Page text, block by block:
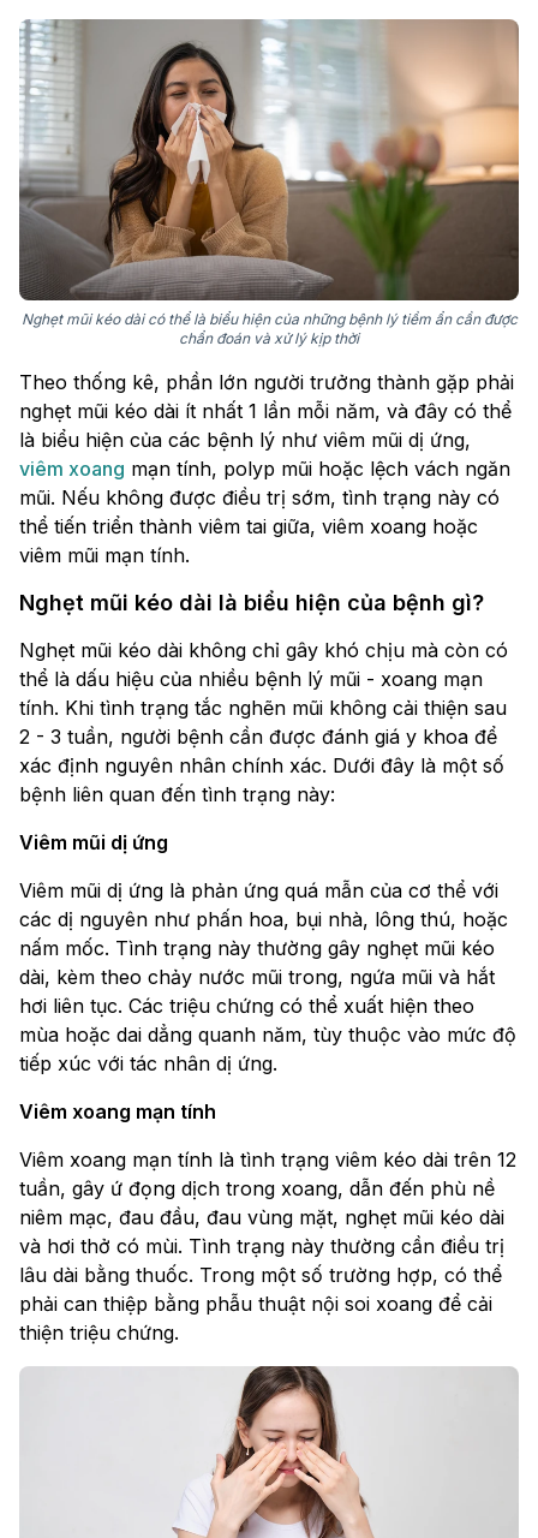
Nghẹt mũi kéo dài có thể là biểu hiện của những bệnh lý tiềm ẩn cần được
chẩn đoán và xử lý kịp thời
Theo thống kê, phần lớn người trưởng thành gặp phải
nghẹt mũi kéo dài ít nhất 1 lần mỗi năm, và đây có thể
là biểu hiện của các bệnh lý như viêm mũi dị ứng,
viêm xoang mạn tính, polyp mũi hoặc lệch vách ngăn
mũi. Nếu không được điều trị sớm, tình trạng này có
thể tiến triển thành viêm tai giữa, viêm xoang hoặc
viêm mũi mạn tính.
Nghẹt mũi kéo dài là biểu hiện của bệnh gì?
Nghẹt mũi kéo dài không chỉ gây khó chịu mà còn có
thể là dấu hiệu của nhiều bệnh lý mũi - xoang mạn
tính. Khi tình trạng tắc nghẽn mũi không cải thiện sau
2 - 3 tuần, người bệnh cần được đánh giá y khoa để
xác định nguyên nhân chính xác. Dưới đây là một số
bệnh liên quan đến tình trạng này:
Viêm mũi dị ứng
Viêm mũi dị ứng là phản ứng quá mẫn của cơ thể với
các dị nguyên như phấn hoa, bụi nhà, lông thú, hoặc
nấm mốc. Tình trạng này thường gây nghẹt mũi kéo
dài, kèm theo chảy nước mũi trong, ngứa mũi và hắt
hơi liên tục. Các triệu chứng có thể xuất hiện theo
mùa hoặc dai dẳng quanh năm, tùy thuộc vào mức độ
tiếp xúc với tác nhân dị ứng.
Viêm xoang mạn tính
Viêm xoang mạn tính là tình trạng viêm kéo dài trên 12
tuần, gây ứ đọng dịch trong xoang, dẫn đến phù nề
niêm mạc, đau đầu, đau vùng mặt, nghẹt mũi kéo dài
và hơi thở có mùi. Tình trạng này thường cần điều trị
lâu dài bằng thuốc. Trong một số trường hợp, có thể
phải can thiệp bằng phẫu thuật nội soi xoang để cải
thiện triệu chứng.